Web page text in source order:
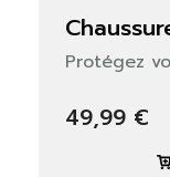
Protégez
49,99 €